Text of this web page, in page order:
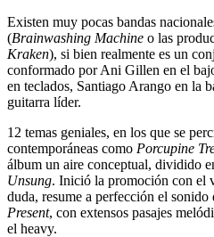
Existen muy pocas bandas
(Brainwashing Machine o las
Kraken), si bien realmente es un
conformado por Ani Gillen en el
en teclados, Santiago Arango en la
guitarra líder.
12 temas geniales, en los que se
contemporáneas como Porcupine
álbum un aire conceptual, dividido
Unsung. Inició la promoción con el
duda, resume a perfección el sonido
Present, con extensos pasajes
el heavy.